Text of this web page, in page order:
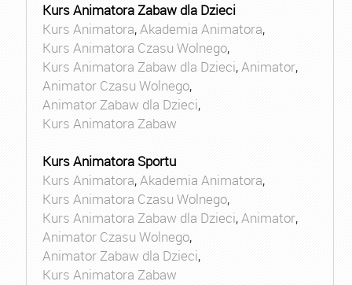
Kurs Animatora Zabaw dla Dzieci
Kurs Animatora,Akademia Animatora,
Kurs Animatora Czasu Wolnego,
Kurs Animatora Zabaw dla Dzieci,Animator,
Animator Czasu Wolnego,
Animator Zabaw dla Dzieci,
Kurs Animatora Zabaw
Kurs Animatora Sportu
Kurs Animatora,Akademia Animatora,
Kurs Animatora Czasu Wolnego,
Kurs Animatora Zabaw dla Dzieci,Animator,
Animator Czasu Wolnego,
Animator Zabaw dla Dzieci,
Kurs Animatora Zabaw